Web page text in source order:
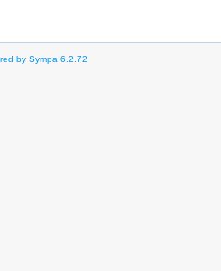
by Sympa 6.2.72